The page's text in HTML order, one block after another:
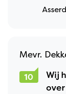
Mevr.
10
Wij